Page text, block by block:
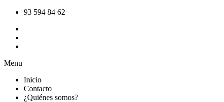
93 594 84 62
Menu
Inicio
Contacto
¿Quiénes somos?